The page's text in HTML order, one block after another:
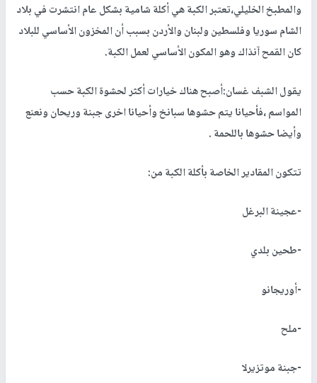
والمطبخ الخليلي،تعتبر الكبة هي أكلة شامية بشكل عام انتشرت في بلاد
الشام سوريا وفلسطين ولبنان والأردن بسبب أن المخزون الأساسي للبلاد
كان القمح آنذاك وهو المكون الأساسي لعمل الكبة.
يقول الشبف غسان:أصبح هناك خيارات أكثر لحشوة الكبة حسب
المواسم ،فأحيانا يتم حشوها سبانخ وأحيانا اخرى جبنة وريحان ونعنع
وأيضا حشوها باللحمة .
تتكون المقادير الخاصة بأكلة الكبة من:
-عجينة البرغل
-طحين بلدي
-أوريجانو
-ملح
-جبنة موتزيرلا